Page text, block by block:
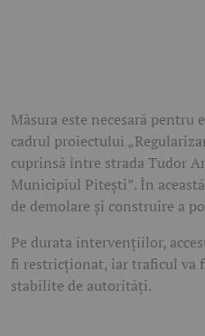
Măsura este necesară pentru
cadrul proiectului
cuprinsă între strada Tudor
Municipiul Pitești”. În
de demolare și construire a
Pe durata intervențiilor,
fi restricționat, iar traficul va
stabilite de autorități.